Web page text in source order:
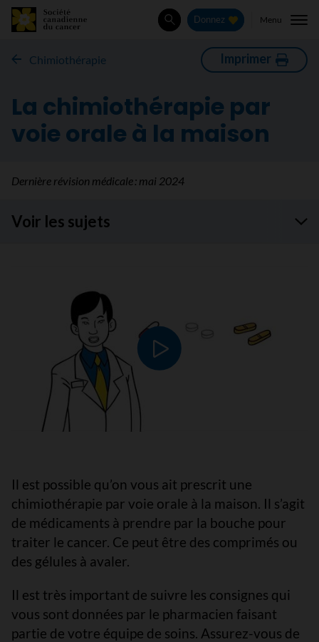
Rechercher
Donnez Menu
Chimiothérapie Imprimer
La chimiothérapie par
voie orale à la maison
Dernière révision médicale : mai 2024
Voir les sujets
Il est possible qu’on vous ait prescrit une
chimiothérapie par voie orale à la maison. Il s’agit
de médicaments à prendre par la bouche pour
traiter le cancer. Ce peut être des comprimés ou
des gélules à avaler.
Il est très important de suivre les consignes qui
vous sont données par le pharmacien faisant
partie de votre équipe de soins. Assurez-vous de